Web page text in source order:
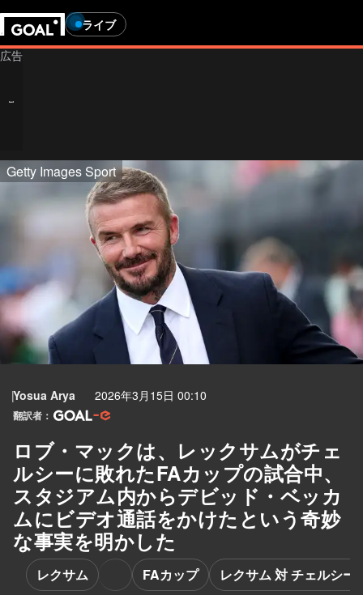
あなたは18歳以上ですか？
Help us verify your age by providing an honest response.
This site contains gambling advertising for 24+.
賭けの広告を表示する
私は24歳以上です
私は24歳未満です
Age-restricted content
賭け事に関するコンテンツを閲覧するには、年齢要件を満た
していません。トップページへリダイレクトされます。
Go to homepage
ライブ
Getty Images Sport
Yosua Arya 2026年3月15日 00:10
翻訳者：
ロブ・マックは、レックサムがチェ
ルシーに敗れたFAカップの試合中、
スタジアム内からデビッド・ベッカ
ムにビデオ通話をかけたという奇妙
な事実を明かした
レクサム FAカップ レクサム 対 チェルシー